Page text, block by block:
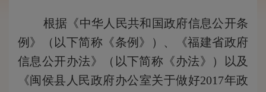
根据《中华人民共和国政府信息公开条
例》
（以下简称《条例》）、
《福建省政府
信息公开办法》
（以下简称《办法》）
以及
《闽侯县人民政府办公室关于做好2017年政